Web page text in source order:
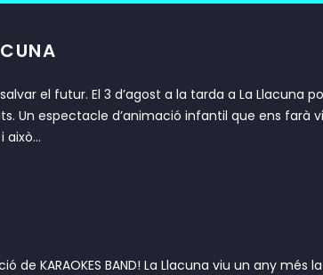
salvar el futur. El 3 d’agost a la tarda a La
Un espectacle d’animació infantil que ens
això...
de KARAOKES BAND! La Llacuna viu un any